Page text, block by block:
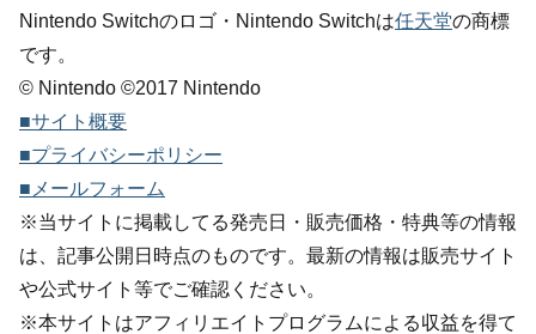
Nintendo Switchのロゴ・Nintendo Switchは任天堂の商標
です。
© Nintendo ©2017 Nintendo
■サイト概要
■プライバシーポリシー
■メールフォーム
※当サイトに掲載してる発売日・販売価格・特典等の情報
は、記事公開日時点のものです。最新の情報は販売サイト
や公式サイト等でご確認ください。
※本サイトはアフィリエイトプログラムによる収益を得て